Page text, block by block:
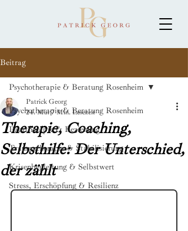
Beitrag
Psychotherapie & Beratung Rosenheim
Paartherapie & Beziehung
Traumatherapie & Stabilisierung
Krisenbegleitung & Selbstwert
Stress, Erschöpfung & Resilienz
Psychotherapie & Beratung Rosenheim
Therapie, Coaching,
Selbsthilfe: Der Unterschied,
der zählt
Patrick Georg
24. Mai 7 Min. Lesezeit